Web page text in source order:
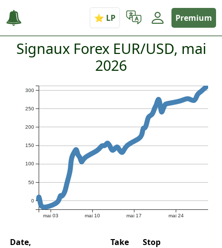
Premium
Signaux Forex EUR/USD, mai
2026
mai 03 mai 10 mai 17 mai 24
0
50
100
150
200
250
300
Date,
Take
Stop